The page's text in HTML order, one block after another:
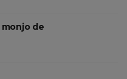
monjo de